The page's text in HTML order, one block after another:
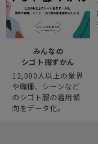
みんなの
シゴト服ずかん
12,000人以上の業界
や職種、シーンなど
のシゴト服の着用傾
向をデータ化。